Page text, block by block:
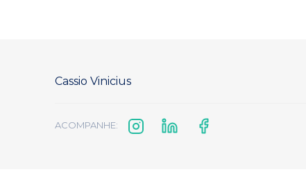
Cassio Vinicius
ACOMPANHE: